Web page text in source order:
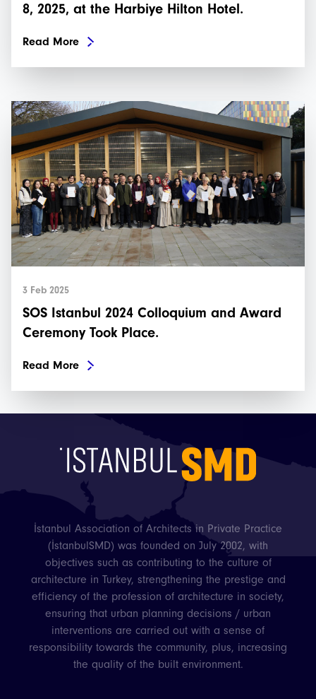
8, 2025, at the Harbiye Hilton Hotel.
Read More
3 Feb 2025
SOS Istanbul 2024 Colloquium and Award
Ceremony Took Place.
Read More
İstanbul Association of Architects in Private Practice
(İstanbulSMD) was founded on July 2002, with
objectives such as contributing to the culture of
architecture in Turkey, strengthening the prestige and
efficiency of the profession of architecture in society,
ensuring that urban planning decisions / urban
interventions are carried out with a sense of
responsibility towards the community, plus, increasing
the quality of the built environment.